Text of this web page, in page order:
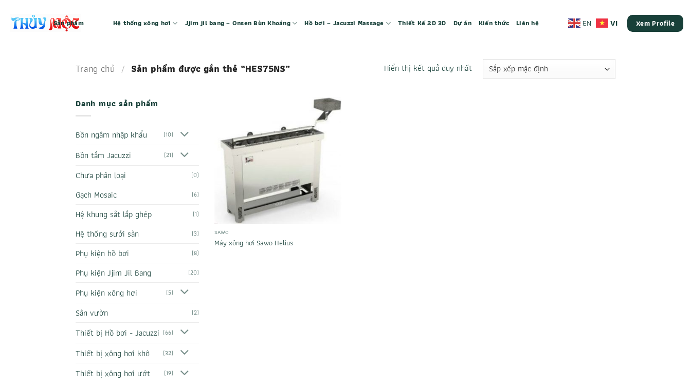
Sản phẩm Hệ thống xông hơi Jjim jil bang – Onsen Bùn Khoáng Hồ bơi – Jacuzzi Massage Thiết Kế 2D 3D Dự án Kiến thức Liên hệ EN VI Xem Profile
Trang chủ / Sản phẩm được gắn thẻ “HES75NS” Hiển thị kết quả duy nhất
Danh mục sản phẩm
Bồn ngâm nhập khẩu (10)
Bồn tắm Jacuzzi (21)
Chưa phân loại (0)
Gạch Mosaic (6)
Hệ khung sắt lắp ghép (1)
Hệ thống sưởi sàn (3)
Phụ kiện hồ bơi (8)
Phụ kiện Jjim Jil Bang (20)
Phụ kiện xông hơi (5)
Sân vườn (2)
Thiết bị Hồ bơi - Jacuzzi (66)
Thiết bị xông hơi khô (32)
Thiết bị xông hơi ướt (19)
SAWO
Máy xông hơi Sawo Helius